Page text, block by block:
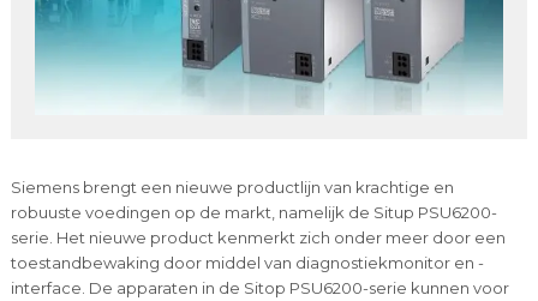
Siemens brengt een nieuwe productlijn van krachtige en
robuuste voedingen op de markt, namelijk de Situp PSU6200-
serie. Het nieuwe product kenmerkt zich onder meer door een
toestandbewaking door middel van diagnostiekmonitor en -
interface. De apparaten in de Sitop PSU6200-serie kunnen voor